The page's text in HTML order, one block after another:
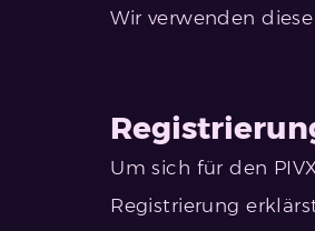
Wir verwenden
Um sich für den
Registrierung